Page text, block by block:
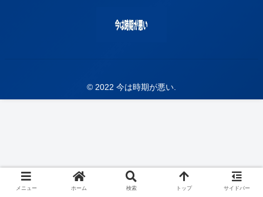
© 2022 今は時期が悪い.
メニュー ホーム 検索 トップ サイドバー